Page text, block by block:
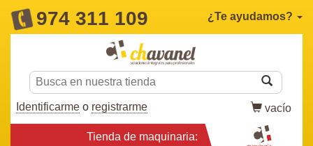
974 311 109 ¿Te ayudamos?
Identificarme o registrarme vacío
Tienda de maquinaria: